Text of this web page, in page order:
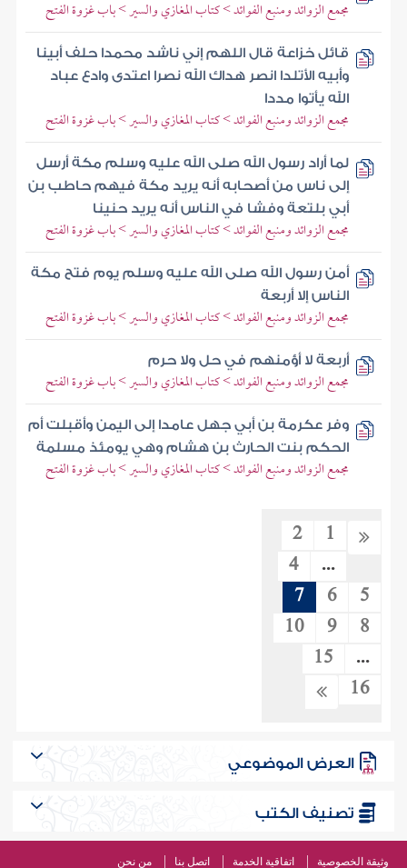
مجمع الزوائد ومنبع الفوائد > كتاب المغازي والسير > باب غزوة الفتح
قائل خزاعة قال اللهم إني ناشد محمدا حلف أبينا
وأبيه الأتلدا انصر هداك الله نصرا اعتدى وادع عباد
الله يأتوا مددا
مجمع الزوائد ومنبع الفوائد > كتاب المغازي والسير > باب غزوة الفتح
لما أراد رسول الله صلى الله عليه وسلم مكة أرسل
إلى ناس من أصحابه أنه يريد مكة فيهم حاطب بن
أبي بلتعة وفشا في الناس أنه يريد حنينا
مجمع الزوائد ومنبع الفوائد > كتاب المغازي والسير > باب غزوة الفتح
أمن رسول الله صلى الله عليه وسلم يوم فتح مكة
الناس إلا أربعة
مجمع الزوائد ومنبع الفوائد > كتاب المغازي والسير > باب غزوة الفتح
أربعة لا أؤمنهم في حل ولا حرم
مجمع الزوائد ومنبع الفوائد > كتاب المغازي والسير > باب غزوة الفتح
وفر عكرمة بن أبي جهل عامدا إلى اليمن وأقبلت أم
الحكم بنت الحارث بن هشام وهي يومئذ مسلمة
مجمع الزوائد ومنبع الفوائد > كتاب المغازي والسير > باب غزوة الفتح
1
2
...
4
5
6
7
8
9
10
...
15
16
العرض الموضوعي
تصنيف الكتب
وثيقة الخصوصية اتفاقية الخدمة اتصل بنا من نحن